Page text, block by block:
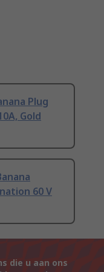
Plug
Gold
60 V
die u aan ons